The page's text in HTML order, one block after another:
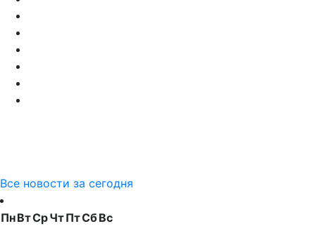
Все новости за сегодня
ПнВтСрЧтПтСбВс